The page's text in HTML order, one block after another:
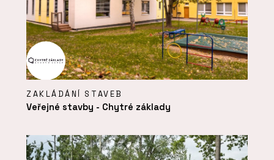
ZAKLÁDÁNÍ STAVEB
Veřejné stavby - Chytré základy